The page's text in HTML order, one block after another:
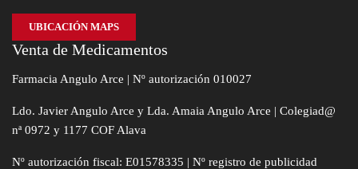
UBICACIÓN MAPS
Venta de Medicamentos
Farmacia Angulo Arce | Nº autorización 010027
Ldo. Javier Angulo Arce y Lda. Amaia Angulo Arce | Colegiad@
nª 0972 y 1177 COF Alava
Nº autorización fiscal: E01578335 | Nº registro de publicidad